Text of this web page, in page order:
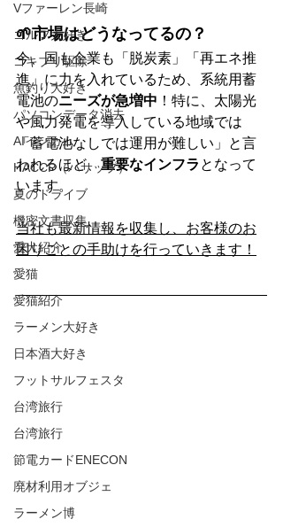
Vファーレン長崎
ゴルフ大好き
ゴキブリ駆除
魚釣り大好き
パソコンデータ消去
AIインカム
HACCP（ハサップ）
夏のドライブ
機密文書収集
愛犬紹介
愛猫
愛猫紹介
ラーメン大好き
日本酒大好き
フットサルフェスタ
台湾旅行
台湾旅行
節電カードENECON
廃材利用オブジェ
ラーメン博
🌱市場はどうなってるの？
今、国も企業も「脱炭素」「再エネ推
進」に力を入れているため、系統用蓄
電池のニーズが急増中 ！特に、太陽光
や風力発電を導入している地域では
「蓄電池なしでは運用が難しい」と言
われるほど、重要なインフラ となって
います。
当社も最新情報を収集し、お客様のお
困りごとの手助けを行っていきます！